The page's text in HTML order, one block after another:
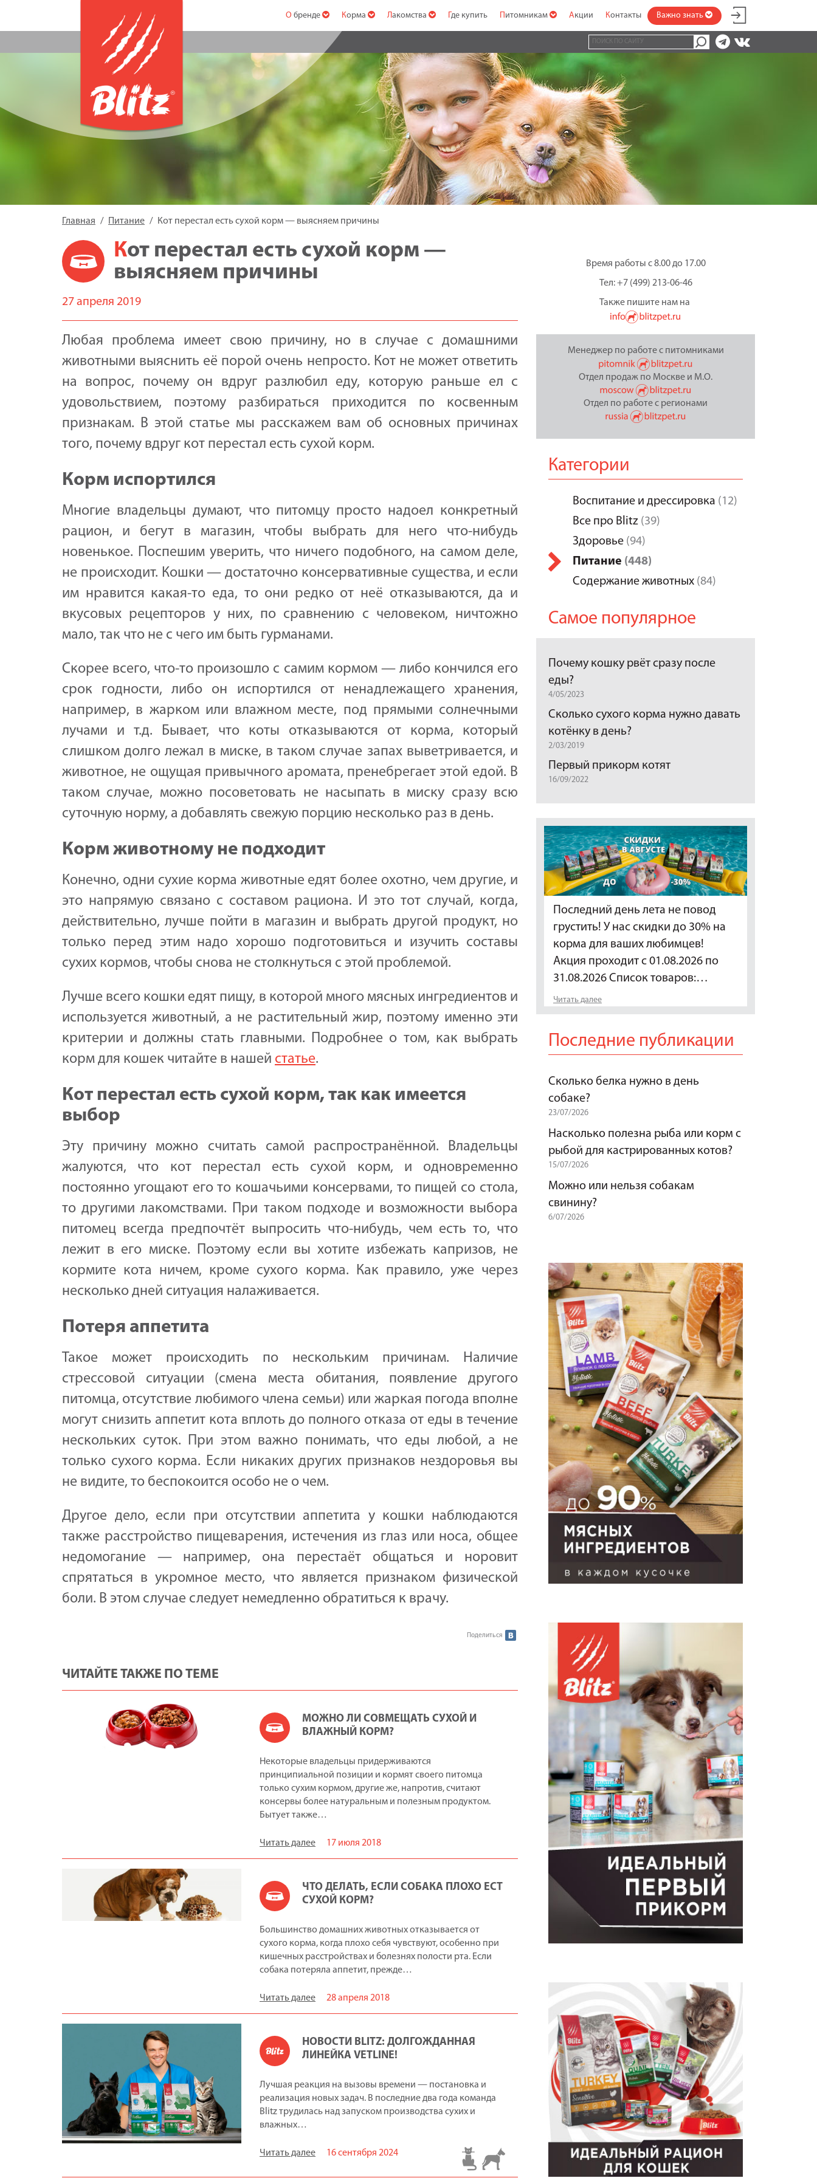
О бренде Корма Лакомства Где купить Питомникам Акции Контакты Важно знать
Главная Питание Кот перестал есть сухой корм — выясняем причины
Кот перестал есть сухой корм —
выясняем причины
27 апреля 2019
Любая проблема имеет свою причину, но в случае с домашними
животными выяснить её порой очень непросто. Кот не может ответить
на вопрос, почему он вдруг разлюбил еду, которую раньше ел с
удовольствием, поэтому разбираться приходится по косвенным
признакам. В этой статье мы расскажем вам об основных причинах
того, почему вдруг кот перестал есть сухой корм.
Корм испортился
Многие владельцы думают, что питомцу просто надоел конкретный
рацион, и бегут в магазин, чтобы выбрать для него что-нибудь
новенькое. Поспешим уверить, что ничего подобного, на самом деле,
не происходит. Кошки — достаточно консервативные существа, и если
им нравится какая-то еда, то они редко от неё отказываются, да и
вкусовых рецепторов у них, по сравнению с человеком, ничтожно
мало, так что не с чего им быть гурманами.
Скорее всего, что-то произошло с самим кормом — либо кончился его
срок годности, либо он испортился от ненадлежащего хранения,
например, в жарком или влажном месте, под прямыми солнечными
лучами и т.д. Бывает, что коты отказываются от корма, который
слишком долго лежал в миске, в таком случае запах выветривается, и
животное, не ощущая привычного аромата, пренебрегает этой едой. В
таком случае, можно посоветовать не насыпать в миску сразу всю
суточную норму, а добавлять свежую порцию несколько раз в день.
Корм животному не подходит
Конечно, одни сухие корма животные едят более охотно, чем другие, и
это напрямую связано с составом рациона. И это тот случай, когда,
действительно, лучше пойти в магазин и выбрать другой продукт, но
только перед этим надо хорошо подготовиться и изучить составы
сухих кормов, чтобы снова не столкнуться с этой проблемой.
Лучше всего кошки едят пищу, в которой много мясных ингредиентов и
используется животный, а не растительный жир, поэтому именно эти
критерии и должны стать главными. Подробнее о том, как выбрать
корм для кошек читайте в нашей статье.
Кот перестал есть сухой корм, так как имеется
выбор
Эту причину можно считать самой распространённой. Владельцы
жалуются, что кот перестал есть сухой корм, и одновременно
постоянно угощают его то кошачьими консервами, то пищей со стола,
то другими лакомствами. При таком подходе и возможности выбора
питомец всегда предпочтёт выпросить что-нибудь, чем есть то, что
лежит в его миске. Поэтому если вы хотите избежать капризов, не
кормите кота ничем, кроме сухого корма. Как правило, уже через
несколько дней ситуация налаживается.
Потеря аппетита
Такое может происходить по нескольким причинам. Наличие
стрессовой ситуации (смена места обитания, появление другого
питомца, отсутствие любимого члена семьи) или жаркая погода вполне
могут снизить аппетит кота вплоть до полного отказа от еды в течение
нескольких суток. При этом важно понимать, что еды любой, а не
только сухого корма. Если никаких других признаков нездоровья вы
не видите, то беспокоится особо не о чем.
Другое дело, если при отсутствии аппетита у кошки наблюдаются
также расстройство пищеварения, истечения из глаз или носа, общее
недомогание — например, она перестаёт общаться и норовит
спрятаться в укромное место, что является признаком физической
боли. В этом случае следует немедленно обратиться к врачу.
Поделиться
ЧИТАЙТЕ ТАКЖЕ ПО ТЕМЕ
МОЖНО ЛИ СОВМЕЩАТЬ СУХОЙ И
ВЛАЖНЫЙ КОРМ?
Некоторые владельцы придерживаются
принципиальной позиции и кормят своего питомца
только сухим кормом, другие же, напротив, считают
консервы более натуральным и полезным продуктом.
Бытует также…
Читать далее 17 июля 2018
ЧТО ДЕЛАТЬ, ЕСЛИ СОБАКА ПЛОХО ЕСТ
СУХОЙ КОРМ?
Большинство домашних животных отказывается от
сухого корма, когда плохо себя чувствуют, особенно при
кишечных расстройствах и болезнях полости рта. Если
собака потеряла аппетит, прежде…
Читать далее 28 апреля 2018
НОВОСТИ BLITZ: ДОЛГОЖДАННАЯ
ЛИНЕЙКА VETLINE!
Лучшая реакция на вызовы времени — постановка и
реализация новых задач. В последние два года команда
Blitz трудилась над запуском производства сухих и
влажных…
Читать далее 16 сентября 2024
Время работы с 8.00 до 17.00
Тел: +7 (499) 213-06-46
Также пишите нам на
Менеджер по работе с питомниками
Отдел продаж по Москве и М.О.
Отдел по работе с регионами
Категории
Воспитание и дрессировка (12)
Все про Blitz (39)
Здоровье (94)
Питание (448)
Содержание животных (84)
Самое популярное
Почему кошку рвёт сразу после
еды?
4/05/2023
Сколько сухого корма нужно давать
котёнку в день?
2/03/2019
Первый прикорм котят
16/09/2022
Последний день лета не повод
грустить! У нас скидки до 30% на
корма для ваших любимцев!
Акция проходит с 01.08.2026 по
31.08.2026 Список товаров:…
Читать далее
Последние публикации
Сколько белка нужно в день
собаке?
23/07/2026
Насколько полезна рыба или корм с
рыбой для кастрированных котов?
15/07/2026
Можно или нельзя собакам
свинину?
6/07/2026